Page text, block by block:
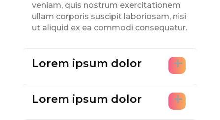
veniam, quis nostrum exercitationem
ullam corporis suscipit laboriosam, nisi
ut aliquid ex ea commodi consequatur.
Lorem ipsum dolor
Lorem ipsum dolor